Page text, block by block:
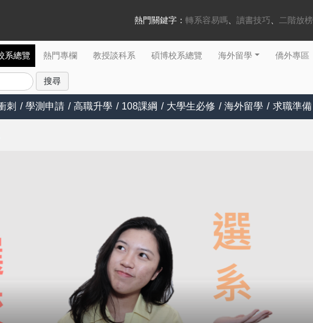
熱門關鍵字： 轉系容易嗎 讀書技巧 二階放榜
系總覽 熱門專欄 教授談科系 碩博校系總覽 海外留學 僑外專區
刺 / 學測申請 / 高職升學 / 108課綱 / 大學生必修 / 海外留學 / 求職準備